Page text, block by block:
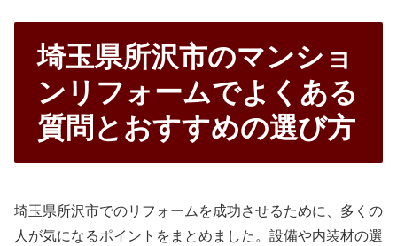
埼玉県所沢市のマンショ
ンリフォームでよくある
質問とおすすめの選び方
埼玉県所沢市でのリフォームを成功させるために、多くの
人が気になるポイントをまとめました。設備や内装材の選